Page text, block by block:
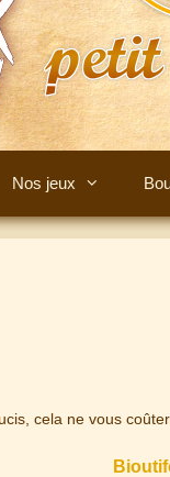
Nos jeux
cela ne vous